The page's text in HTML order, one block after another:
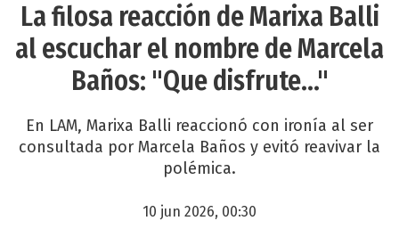
La filosa reacción de Marixa Balli
al escuchar el nombre de Marcela
Baños: "Que disfrute..."
En LAM, Marixa Balli reaccionó con ironía al ser
consultada por Marcela Baños y evitó reavivar la
polémica.
10 jun 2026, 00:30